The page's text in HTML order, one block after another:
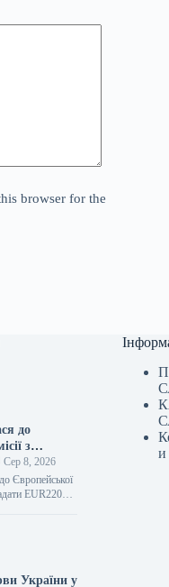
browser for the
до
з
220
допомоги
Сер 8, 2026
Європейської
EUR220
України у
и